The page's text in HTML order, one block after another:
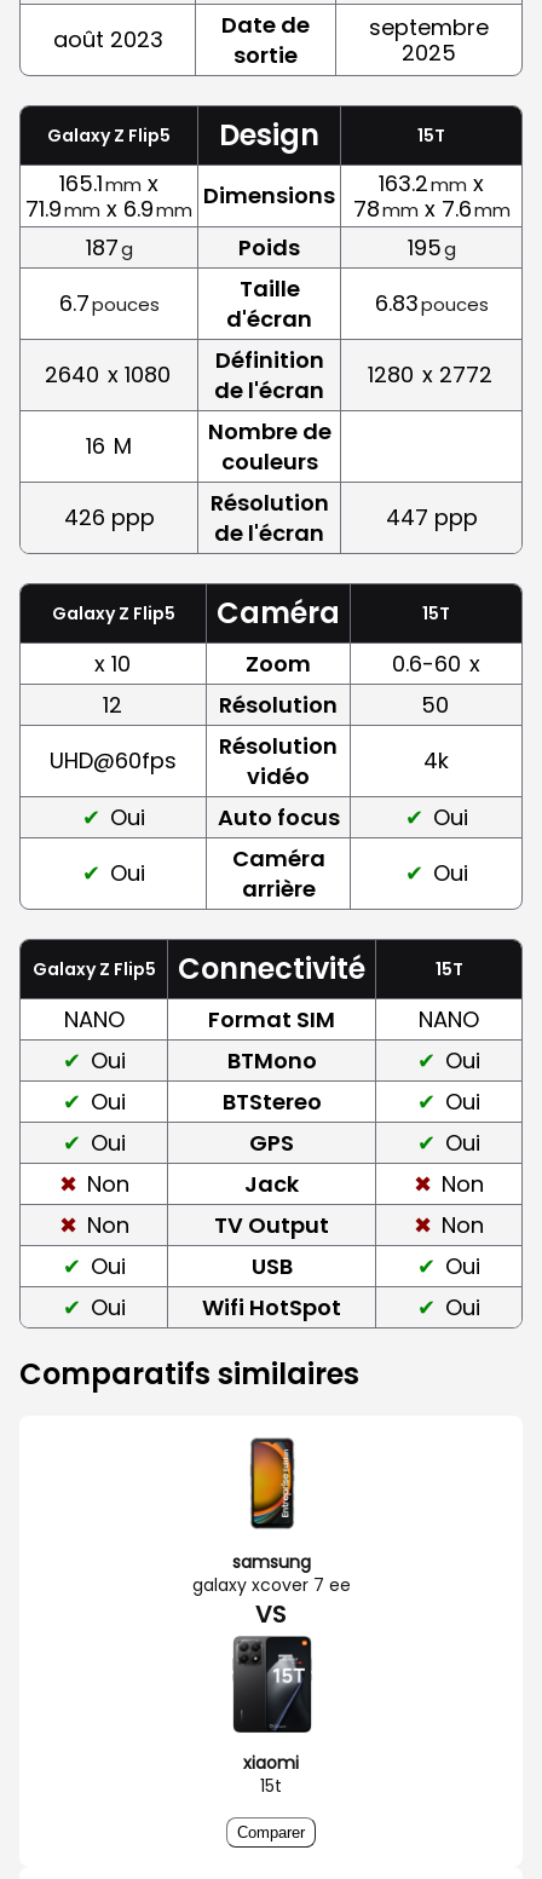
août 2023
Date de
sortie
septembre
2025
Galaxy Z Flip5 Design 15T
165.1mm x
71.9mm x 6.9mm Dimensions 163.2mm x
78mm x 7.6mm
187g Poids 195g
6.7pouces
Taille
d'écran
6.83pouces
2640 x 1080
Définition
de l'écran
1280 x 2772
16 M
Nombre de
couleurs
426 ppp
Résolution
de l'écran
447 ppp
Galaxy Z Flip5 Caméra 15T
x 10 Zoom 0.6-60 x
12
Résolution
50
UHD@60fps
Résolution
vidéo
4k
Oui
Auto focus
Oui
Oui
Caméra
arrière
Oui
Galaxy Z Flip5 Connectivité 15T
NANO Format SIM
NANO
Oui
BTMono
Oui
Oui
BTStereo
Oui
Oui
GPS
Oui
Non
Jack
Non
Non
TV Output
Non
Oui
USB
Oui
Oui
Wifi HotSpot Oui
Comparatifs similaires
samsung
galaxy xcover 7 ee
VS
xiaomi
15t
Comparer